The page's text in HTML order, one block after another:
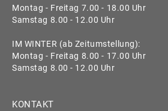
Montag - Freitag 7.00 - 18.00 Uhr
Samstag 8.00 - 12.00 Uhr
IM WINTER (ab Zeitumstellung):
Montag - Freitag 8.00 - 17.00 Uhr
Samstag 8.00 - 12.00 Uhr
KONTAKT